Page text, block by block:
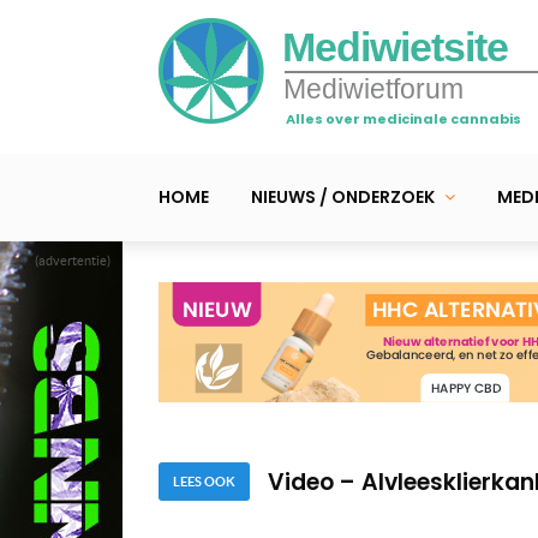
(advertentie)
Mediwietsite
Mediwietforum
Alles over medicinale cannabis
HOME NIEUWS / ONDERZOEK
LEES OOK
Video –
Video – Cannabisolie
Video – Kankerpatiënt